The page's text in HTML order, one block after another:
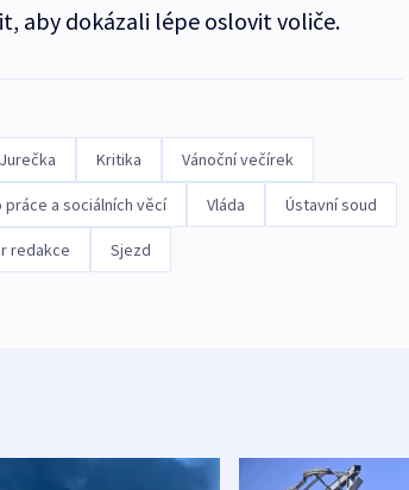
aby dokázali lépe oslovit voliče.
Kritika Vánoční večírek
a sociálních věcí Vláda Ústavní soud
redakce Sjezd